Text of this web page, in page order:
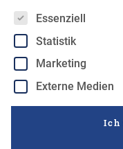
Es folgt eine Liste der
Essenziell
Statistik
Marketing
Externe Medien
Ich